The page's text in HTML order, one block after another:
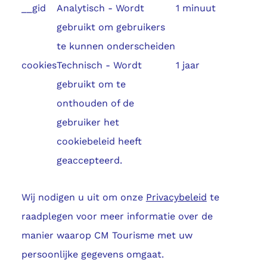
__gid
Analytisch - Wordt
gebruikt om gebruikers
te kunnen onderscheiden
1 minuut
cookiesTechnisch - Wordt
gebruikt om te
onthouden of de
gebruiker het
cookiebeleid heeft
geaccepteerd.
1 jaar
Wij nodigen u uit om onze Privacybeleid te
raadplegen voor meer informatie over de
manier waarop CM Tourisme met uw
persoonlijke gegevens omgaat.